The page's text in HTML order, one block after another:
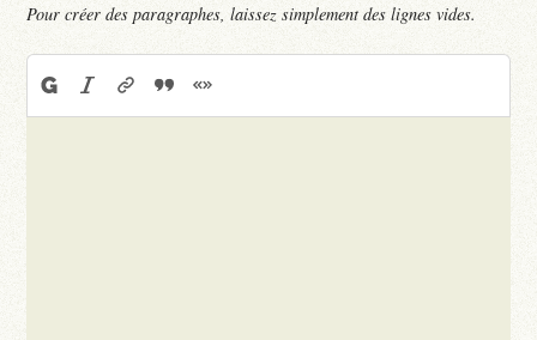
Pour créer des paragraphes, laissez simplement des lignes vides.